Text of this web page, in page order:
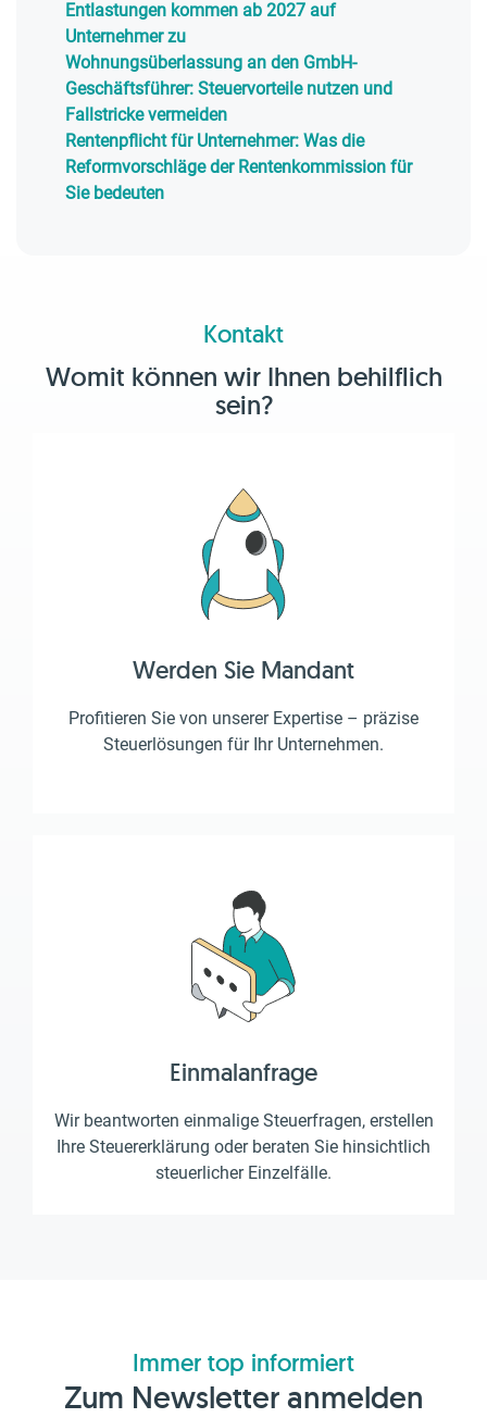
Entlastungen kommen ab 2027 auf
Unternehmer zu
Wohnungsüberlassung an den GmbH-
Geschäftsführer: Steuervorteile nutzen und
Fallstricke vermeiden
Rentenpflicht für Unternehmer: Was die
Reformvorschläge der Rentenkommission für
Sie bedeuten
Kontakt
Womit können wir Ihnen behilflich
sein?
Werden Sie Mandant
Profitieren Sie von unserer Expertise – präzise
Steuerlösungen für Ihr Unternehmen.
Einmalanfrage
Wir beantworten einmalige Steuerfragen, erstellen
Ihre Steuererklärung oder beraten Sie hinsichtlich
steuerlicher Einzelfälle.
Immer top informiert
Zum Newsletter anmelden